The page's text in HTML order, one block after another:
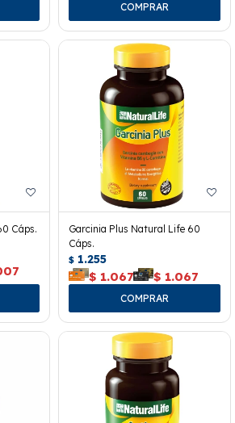
Cáps.
Garcinia Plus Natural Life 60
Cáps.
$ 1.255
$ 1.067 $ 1.067